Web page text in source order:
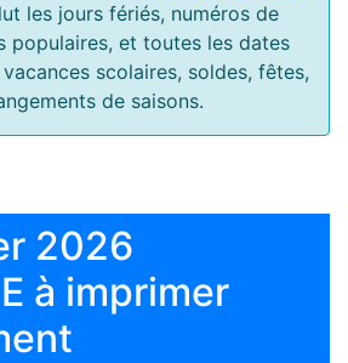
les jours fériés, numéros de
populaires, et toutes les dates
scolaires, soldes, fêtes,
de saisons.
2026
à imprimer